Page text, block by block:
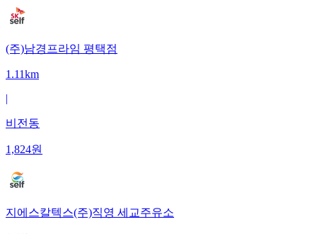
(주)남경프라임 평택점
1.11km
|
비전동
1,824원
지에스칼텍스(주)직영 세교주유소